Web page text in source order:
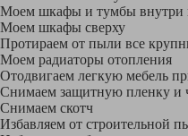
Моем шкафы и тумбы внутри
Моем шкафы сверху
Протираем от пыли все
Моем радиаторы отопления
Отодвигаем легкую мебель
Снимаем защитную пленку и
Снимаем скотч
Избавляем от строительной